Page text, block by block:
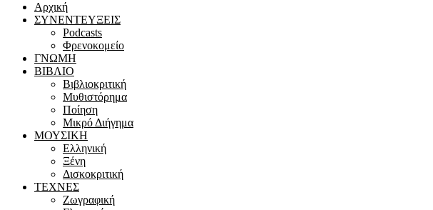
Αρχική
ΣΥΝΕΝΤΕΥΞΕΙΣ
Podcasts
Φρενοκομείο
ΓΝΩΜΗ
ΒΙΒΛΙΟ
Βιβλιοκριτική
Μυθιστόρημα
Ποίηση
Μικρό Διήγημα
ΜΟΥΣΙΚΗ
Ελληνική
Ξένη
Δισκοκριτική
ΤΕΧΝΕΣ
Ζωγραφική